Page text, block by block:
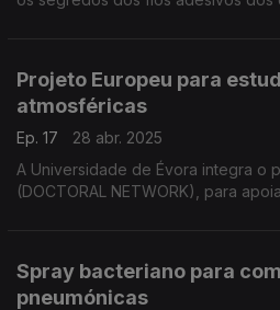
Projeto Europeu para
atmosféricas
Ep. 17
28 abr. 2025
A Universidade de Évora integra o
(DOCTORAL NETWORK), para
Spray bacteriano para
pneumónicas